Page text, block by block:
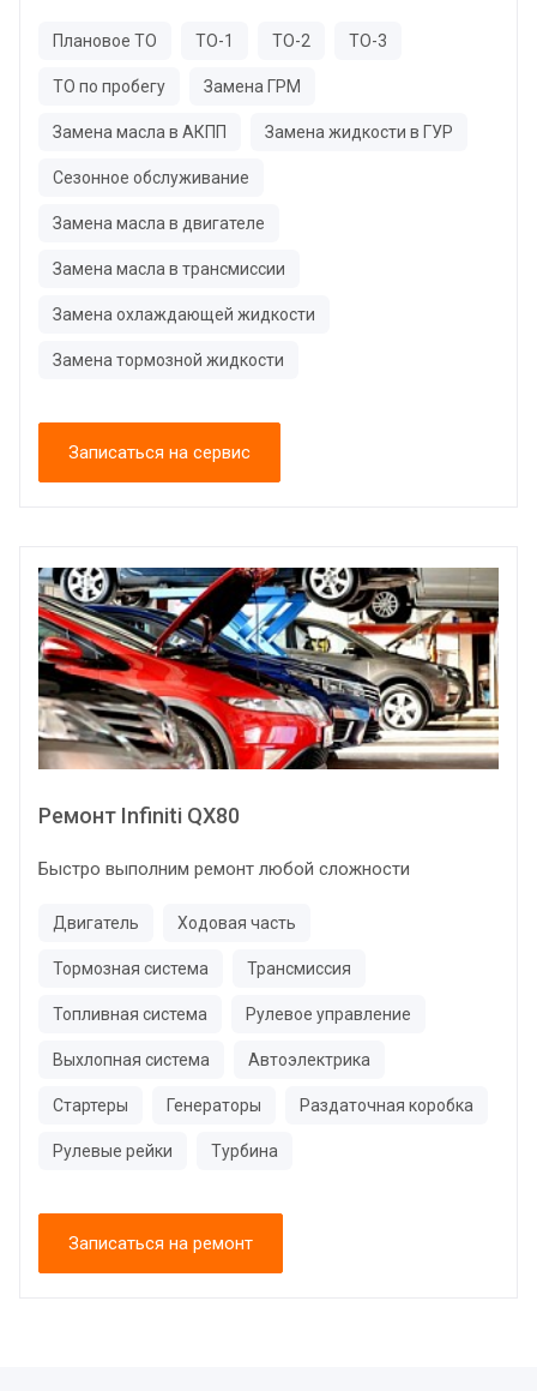
Плановое ТО ТО-1 ТО-2 ТО-3
ТО по пробегу Замена ГРМ
Замена масла в АКПП Замена жидкости в ГУР
Сезонное обслуживание
Замена масла в двигателе
Замена масла в трансмиссии
Замена охлаждающей жидкости
Замена тормозной жидкости
Записаться на сервис
Ремонт Infiniti QX80
Быстро выполним ремонт любой сложности
Двигатель Ходовая часть
Тормозная система Трансмиссия
Топливная система Рулевое управление
Выхлопная система Автоэлектрика
Стартеры Генераторы Раздаточная коробка
Рулевые рейки Турбина
Записаться на ремонт